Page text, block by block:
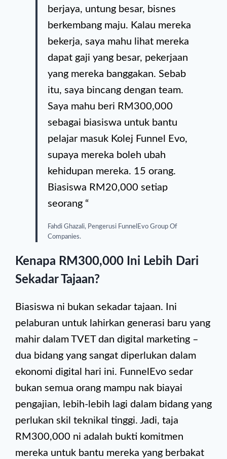
berjaya, untung besar, bisnes
berkembang maju. Kalau mereka
bekerja, saya mahu lihat mereka
dapat gaji yang besar, pekerjaan
yang mereka banggakan. Sebab
itu, saya bincang dengan team.
Saya mahu beri RM300,000
sebagai biasiswa untuk bantu
pelajar masuk Kolej Funnel Evo,
supaya mereka boleh ubah
kehidupan mereka. 15 orang.
Biasiswa RM20,000 setiap
seorang “
Fahdi Ghazali, Pengerusi FunnelEvo Group Of
Companies.
Kenapa RM300,000 Ini Lebih Dari
Sekadar Tajaan?
Biasiswa ni bukan sekadar tajaan. Ini
pelaburan untuk lahirkan generasi baru yang
mahir dalam TVET dan digital marketing –
dua bidang yang sangat diperlukan dalam
ekonomi digital hari ini. FunnelEvo sedar
bukan semua orang mampu nak biayai
pengajian, lebih-lebih lagi dalam bidang yang
perlukan skil teknikal tinggi. Jadi, taja
RM300,000 ni adalah bukti komitmen
mereka untuk bantu mereka yang berbakat